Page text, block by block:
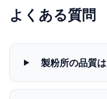
よくある質問
製粉所の品質